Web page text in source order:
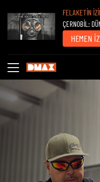
FELAKETİN
ÇERNOBİL:
HEMEN